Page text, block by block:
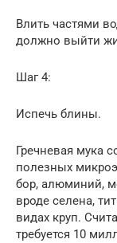
Влить частями
должно выйти
Шаг 4:
Испечь блины.
Гречневая мука
полезных
бор, алюминий,
вроде селена,
видах круп.
требуется 10